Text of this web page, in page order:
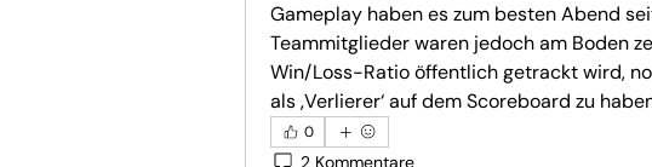
Gameplay haben es zum besten Abend
Teammitglieder waren jedoch am Boden
Win/Loss-Ratio öffentlich getrackt wird,
als ‚Verlierer‘ auf dem Scoreboard zu
0
2 Kommentare